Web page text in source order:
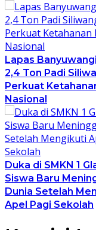
Lapas
2,4 Ton Padi
Perkuat
Nasional
Duka di SMKN 1
Siswa Baru
Dunia Setelah
Apel Pagi Sekolah